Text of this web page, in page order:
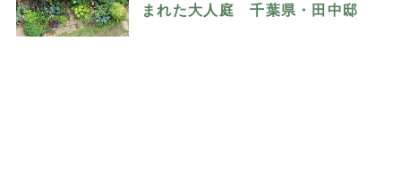
まれた大人庭 千葉県・田中邸